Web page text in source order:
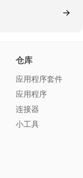
仓库
应用程序套件
应用程序
连接器
小工具